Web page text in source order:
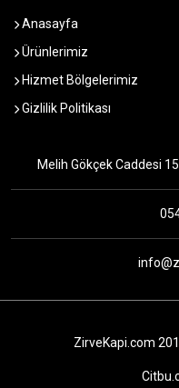
Anasayfa
Ürünlerimiz
Hizmet Bölgelerimiz
Gizlilik Politikası
Melih Gökçek Caddesi
ZirveKapi.com